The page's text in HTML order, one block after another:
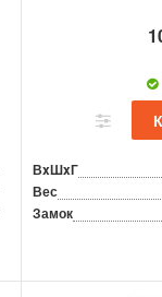
ВxШxГ
Вес
Замок